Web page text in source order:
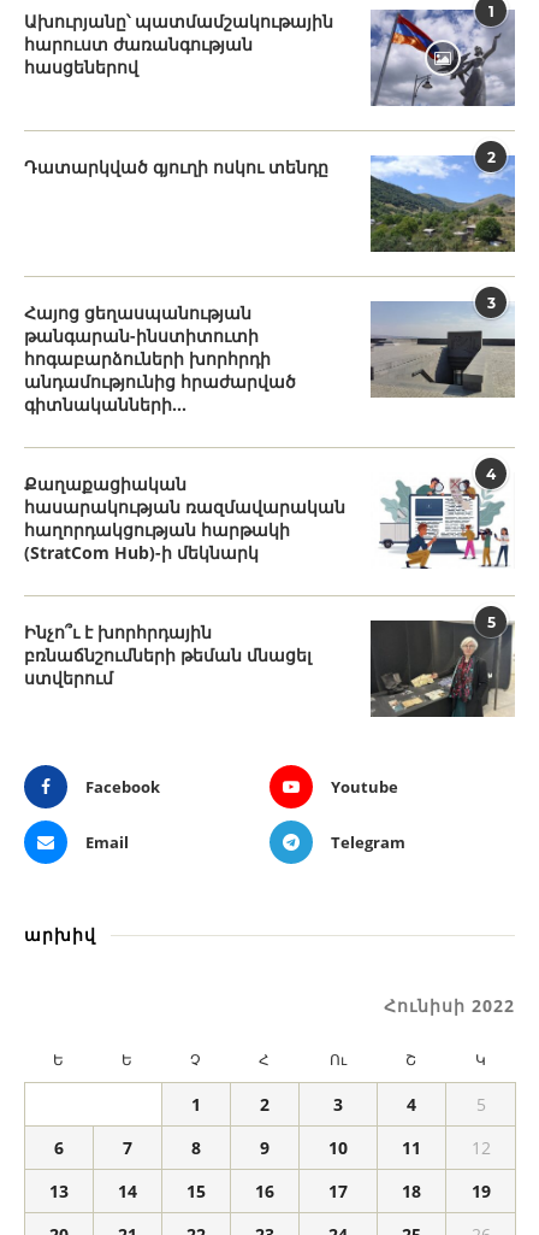
1
Ախուրյանը՝ պատմամշակութային
հարուստ ժառանգության
հասցեներով
2
Դատարկված գյուղի ոսկու տենդը
3
Հայոց ցեղասպանության
թանգարան-ինստիտուտի
հոգաբարձուների խորհրդի
անդամությունից հրաժարված
գիտնականների...
4
Քաղաքացիական
հասարակության ռազմավարական
հաղորդակցության հարթակի
(StratCom Hub)-ի մեկնարկ
5
Ինչո՞ւ է խորհրդային
բռնաճնշումների թեման մնացել
ստվերում
Facebook Youtube
Email Telegram
արխիվ
Հունիսի 2022
Ե Ե Չ Հ Ու Շ Կ
1 2 3 4
5
6
7 8 9 10 11
12
13
14 15 16 17 18
19